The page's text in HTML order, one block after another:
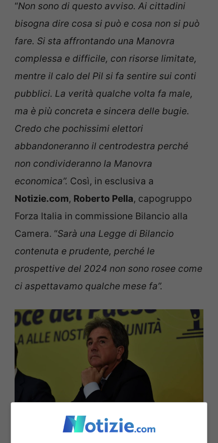
“Non sono di questo avviso. Ai cittadini
bisogna dire cosa si può e cosa non si può
fare. Si sta affrontando una Manovra
complessa e difficile, con risorse limitate,
mentre il calo del Pil si fa sentire sui conti
pubblici. La verità qualche volta fa male,
ma è più concreta e sincera delle bugie.
Credo che pochissimi elettori
abbandoneranno il centrodestra perché
non condivideranno la Manovra
economica”. Così, in esclusiva a
Notizie.com, Roberto Pella, capogruppo
Forza Italia in commissione Bilancio alla
Camera. “Sarà una Legge di Bilancio
contenuta e prudente, perché le
prospettive del 2024 non sono rosee come
ci aspettavamo qualche mese fa”.